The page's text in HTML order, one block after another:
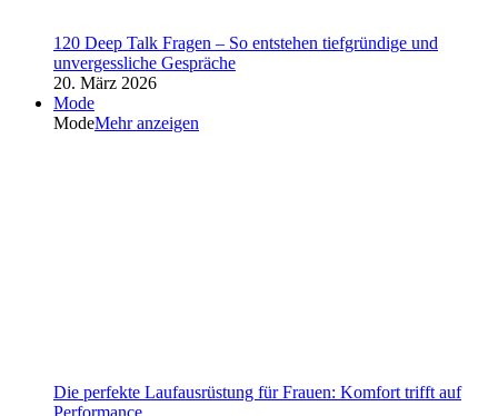
120 Deep Talk Fragen – So entstehen tiefgründige und
unvergessliche Gespräche
20. März 2026
Mode
ModeMehr anzeigen
Die perfekte Laufausrüstung für Frauen: Komfort trifft auf
Performance